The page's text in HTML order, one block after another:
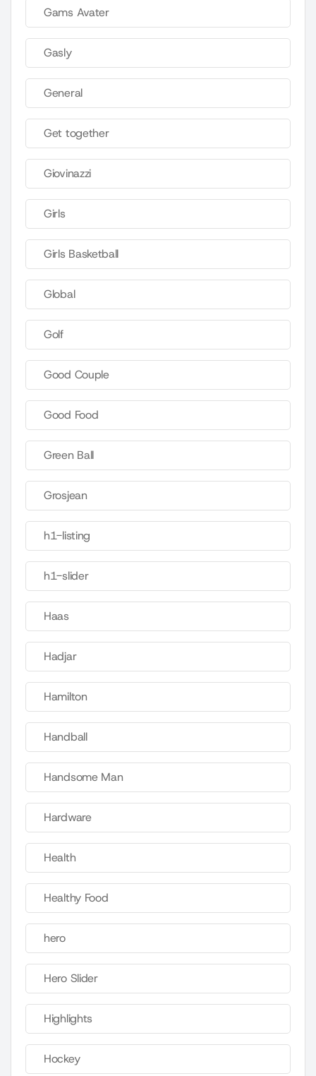
Gams Avater
Gasly
General
Get together
Giovinazzi
Girls
Girls Basketball
Global
Golf
Good Couple
Good Food
Green Ball
Grosjean
h1-listing
h1-slider
Haas
Hadjar
Hamilton
Handball
Handsome Man
Hardware
Health
Healthy Food
hero
Hero Slider
Highlights
Hockey